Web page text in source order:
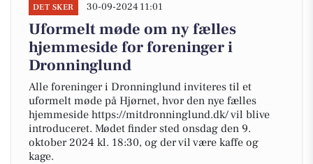
DET SKER 30-09-2024 11:01
Uformelt møde om ny fælles
hjemmeside for foreninger i
Dronninglund
Alle foreninger i Dronninglund inviteres til et
uformelt møde på Hjørnet, hvor den nye fælles
hjemmeside https://mitdronninglund.dk/ vil blive
introduceret. Mødet finder sted onsdag den 9.
oktober 2024 kl. 18:30, og der vil være kaffe og
kage.